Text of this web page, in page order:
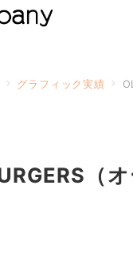
グラフィック実績
（